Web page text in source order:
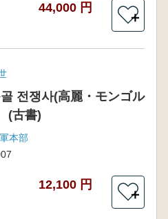
44,000 円
＋
전쟁사(高麗・モンゴル
古書)
本部
12,100 円
＋